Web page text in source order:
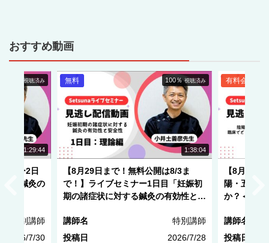
おすすめ動画
1:29:44
視聴済み
ナー2日
する鍼灸の
特別講師
2026/7/30
1:38:04
100％視聴済み
無料
NEW
【8月29日まで！無料公開は8/3ま
で！】ライブセミナー1日目「妊娠初
期の諸症状に対する鍼灸の有効性と安
講師名
特別講師
投稿日
2026/7/28
有料会員限定
【8月20
陽・五行・
か？＜後編
講師名
投稿日